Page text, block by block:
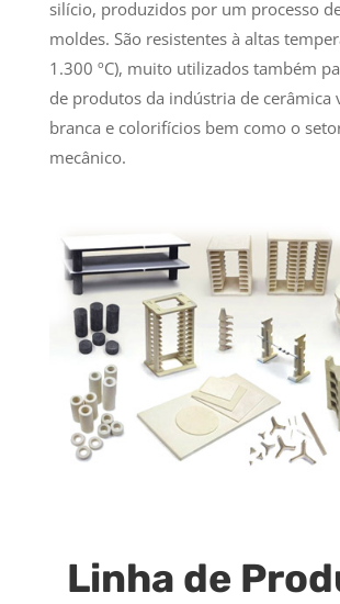
silício, produzidos por um processo
moldes. São resistentes à altas
1.300 ºC), muito utilizados também
de produtos da indústria de cerâmica
branca e colorifícios bem como o
mecânico.
Linha de